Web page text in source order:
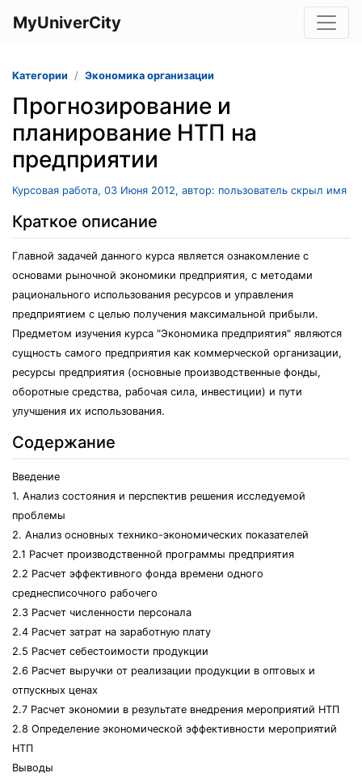
MyUniverCity
Категории Экономика организации
Прогнозирование и
планирование НТП на
предприятии
Курсовая работа, 03 Июня 2012, автор: пользователь скрыл имя
Краткое описание
Главной задачей данного курса является ознакомление с
основами рыночной экономики предприятия, с методами
рационального использования ресурсов и управления
предприятием с целью получения максимальной прибыли.
Предметом изучения курса "Экономика предприятия" являются
сущность самого предприятия как коммерческой организации,
ресурсы предприятия (основные производственные фонды,
оборотные средства, рабочая сила, инвестиции) и пути
улучшения их использования.
Содержание
Введение
1. Анализ состояния и перспектив решения исследуемой
проблемы
2. Анализ основных технико-экономических показателей
2.1 Расчет производственной программы предприятия
2.2 Расчет эффективного фонда времени одного
среднесписочного рабочего
2.3 Расчет численности персонала
2.4 Расчет затрат на заработную плату
2.5 Расчет себестоимости продукции
2.6 Расчет выручки от реализации продукции в оптовых и
отпускных ценах
2.7 Расчет экономии в результате внедрения мероприятий НТП
2.8 Определение экономической эффективности мероприятий
НТП
Выводы